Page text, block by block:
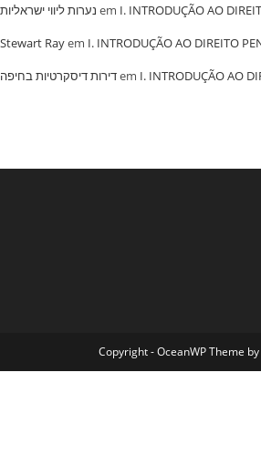
נערות ליווי ישראליות em I. INTRODUÇÃO AO
Stewart Rayem I. INTRODUÇÃO AO DIREITO
‏דירות דיסקרטיות בחיפהem I. INTRODUÇÃO AO
Copyright - OceanWP Theme